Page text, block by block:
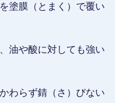
塗膜（とまく）で覆い
油や酸に対しても強い
わらず錆（さ）びない